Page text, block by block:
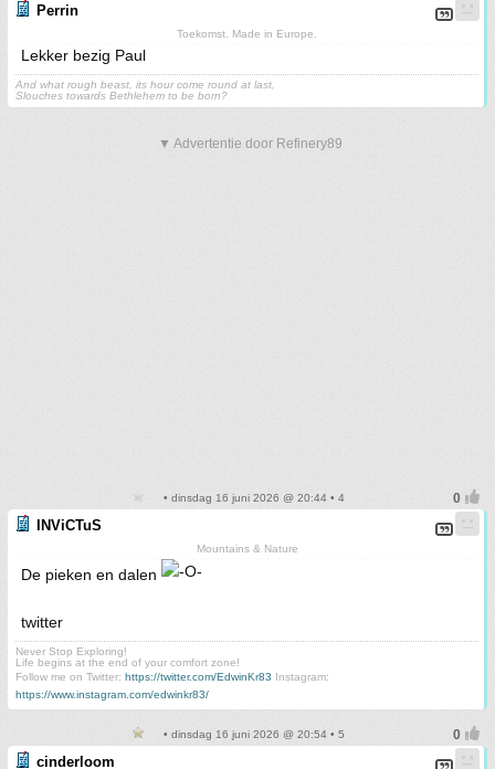
Perrin
Toekomst. Made in Europe.
Lekker bezig Paul
And what rough beast, its hour come round at last,
Slouches towards Bethlehem to be born?
▼ Advertentie door Refinery89
• dinsdag 16 juni 2026 @ 20:44 • 4
INViCTuS
Mountains & Nature
De pieken en dalen
twitter
Never Stop Exploring!
Life begins at the end of your comfort zone!
Follow me on Twitter: https://twitter.com/EdwinKr83 Instagram:
https://www.instagram.com/edwinkr83/
• dinsdag 16 juni 2026 @ 20:54 • 5
cinderloom